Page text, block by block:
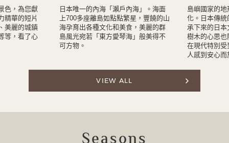
色，為您獻
精華的短片
美麗的城鎮
等，看了心
日本唯一的內海「瀨戶內海」。海面
上700多座離島如點點繁星，豐饒的山
海孕育出各種文化和美食，美麗的群
島風光宛若「東方愛琴海」般美得不
可方物。
島嶼國家的
化。日本傳統
承下來的日本
樹木的心思也
在現代特別受
人感到安心
VIEW ALL